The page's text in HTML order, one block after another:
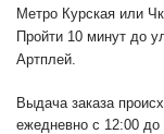
Метро Курская или
Пройти 10 минут до
Артплей.
Выдача заказа
ежедневно с 12:00 до